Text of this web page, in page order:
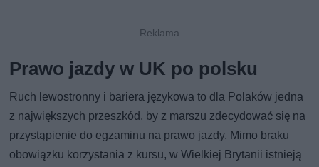
Prawo jazdy w UK po polsku
Ruch lewostronny i bariera językowa to dla Polaków jedna
z największych przeszkód, by z marszu zdecydować się na
przystąpienie do egzaminu na prawo jazdy. Mimo braku
obowiązku korzystania z kursu, w Wielkiej Brytanii istnieją